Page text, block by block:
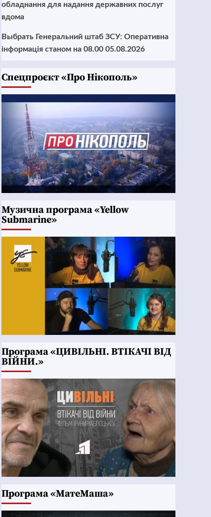
обладнання для надання державних послуг
вдома
Выбрать Генеральний штаб ЗСУ: Оперативна
інформація станом на 08.00 05.08.2026
Cпецпроєкт «Про Нікополь»
Музична програма «Yellow
Submarine»
Програма «ЦИВІЛЬНІ. ВТІКАЧІ ВІД
ВІЙНИ.»
Програма «МатеМаша»